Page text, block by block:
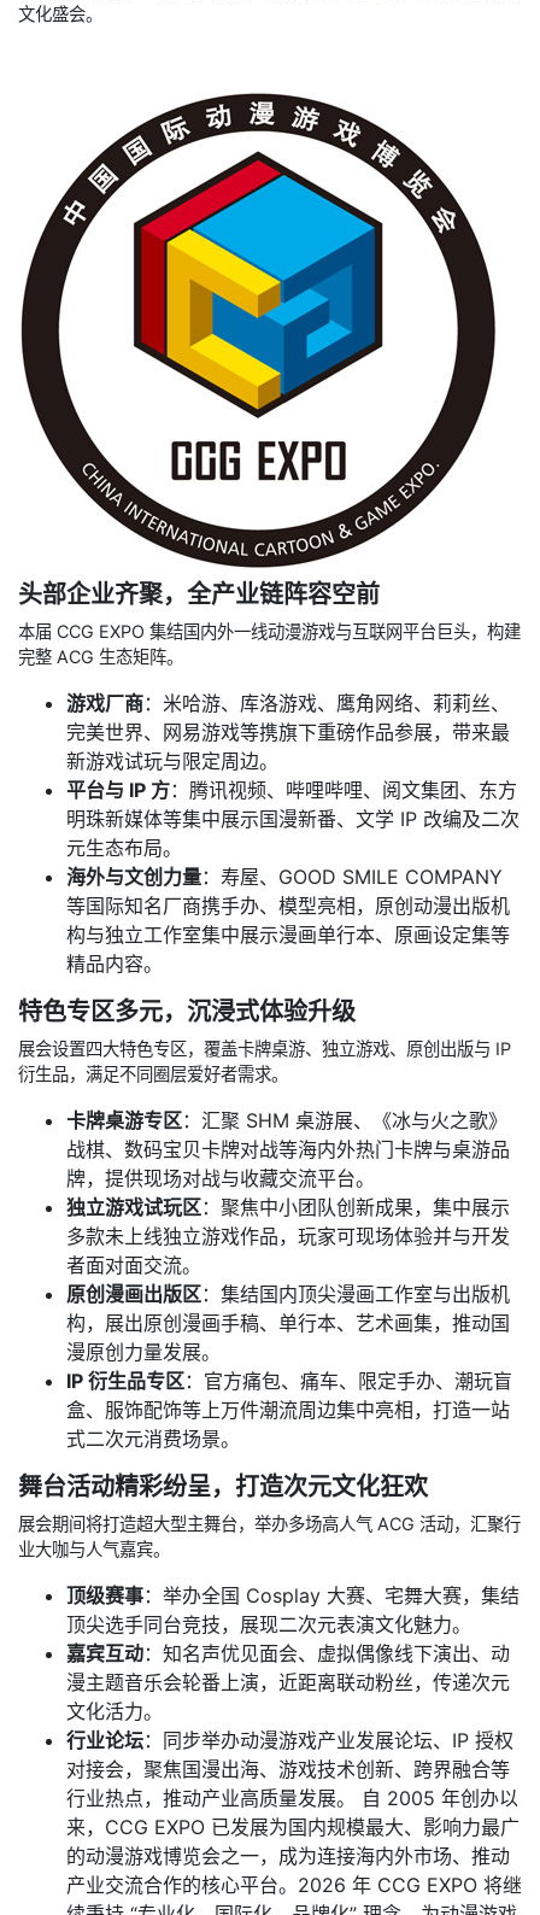
文化盛会。
头部企业齐聚，全产业链阵容空前
本届 CCG EXPO 集结国内外一线动漫游戏与互联网平台巨头，构建
完整 ACG 生态矩阵。
游戏厂商：米哈游、库洛游戏、鹰角网络、莉莉丝、
完美世界、网易游戏等携旗下重磅作品参展，带来最
新游戏试玩与限定周边。
平台与 IP 方：腾讯视频、哔哩哔哩、阅文集团、东方
明珠新媒体等集中展示国漫新番、文学 IP 改编及二次
元生态布局。
海外与文创力量：寿屋、GOOD SMILE COMPANY
等国际知名厂商携手办、模型亮相，原创动漫出版机
构与独立工作室集中展示漫画单行本、原画设定集等
精品内容。
特色专区多元，沉浸式体验升级
展会设置四大特色专区，覆盖卡牌桌游、独立游戏、原创出版与 IP
衍生品，满足不同圈层爱好者需求。
卡牌桌游专区：汇聚 SHM 桌游展、《冰与火之歌》
战棋、数码宝贝卡牌对战等海内外热门卡牌与桌游品
牌，提供现场对战与收藏交流平台。
独立游戏试玩区：聚焦中小团队创新成果，集中展示
多款未上线独立游戏作品，玩家可现场体验并与开发
者面对面交流。
原创漫画出版区：集结国内顶尖漫画工作室与出版机
构，展出原创漫画手稿、单行本、艺术画集，推动国
漫原创力量发展。
IP 衍生品专区：官方痛包、痛车、限定手办、潮玩盲
盒、服饰配饰等上万件潮流周边集中亮相，打造一站
式二次元消费场景。
舞台活动精彩纷呈，打造次元文化狂欢
展会期间将打造超大型主舞台，举办多场高人气 ACG 活动，汇聚行
业大咖与人气嘉宾。
顶级赛事：举办全国 Cosplay 大赛、宅舞大赛，集结
顶尖选手同台竞技，展现二次元表演文化魅力。
嘉宾互动：知名声优见面会、虚拟偶像线下演出、动
漫主题音乐会轮番上演，近距离联动粉丝，传递次元
文化活力。
行业论坛：同步举办动漫游戏产业发展论坛、IP 授权
对接会，聚焦国漫出海、游戏技术创新、跨界融合等
行业热点，推动产业高质量发展。 自 2005 年创办以
来，CCG EXPO 已发展为国内规模最大、影响力最广
的动漫游戏博览会之一，成为连接海内外市场、推动
产业交流合作的核心平台。2026 年 CCG EXPO 将继